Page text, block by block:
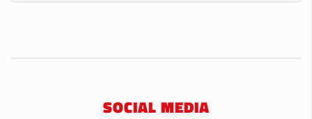
SOCIAL MEDIA